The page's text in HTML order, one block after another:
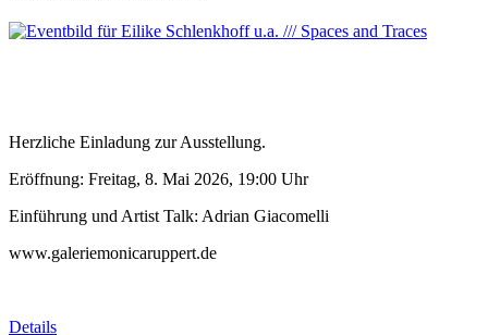
Herzliche Einladung zur Ausstellung.
Eröffnung: Freitag, 8. Mai 2026, 19:00 Uhr
Einführung und Artist Talk: Adrian Giacomelli
www.galeriemonicaruppert.de
Details